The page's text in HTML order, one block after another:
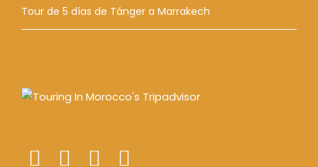
Tour de 5 días de Tánger a Marrakech